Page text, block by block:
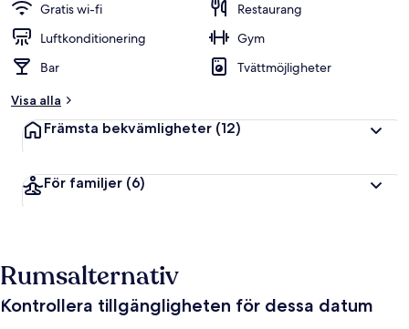
Gratis wi-fi
Restaurang
Luftkonditionering
Gym
Bar
Tvättmöjligheter
Visa alla
Främsta bekvämligheter (12)
För familjer (6)
Rumsalternativ
Kontrollera tillgängligheten för dessa datum